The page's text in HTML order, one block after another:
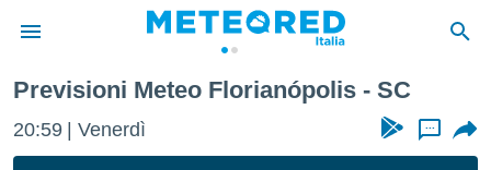
di
Previsioni Meteo Florianópolis - SC
20:59 Venerdì ...